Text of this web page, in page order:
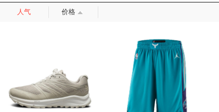
Under Armour/安德玛
Xtep/特步
adidas Originals/
人气
价格